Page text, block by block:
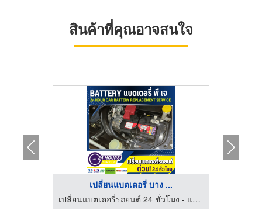
สินค้าที่คุณอาจสนใจ
เปลี่ยนแบตเตอรี่ บาง ...
เปลี่ยนแบตเตอรี่รถยนต์ 24 ชั่วโมง - แบตเตอรี่ พี เจ